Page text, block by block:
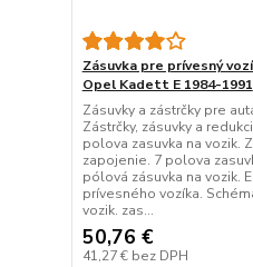
Zásuvka pre prívesný
Opel Kadett E 1984-1991
Zásuvky a zástrčky pre
Zástrčky, zásuvky a
polova zasuvka na vozik.
zapojenie. 7 polova
pólová zásuvka na vozik.
prívesného vozíka.
vozik. zas...
50,76 €
41,27 € bez DPH